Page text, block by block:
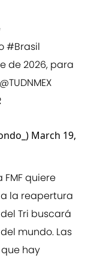
#Brasil
de 2026, para
@TUDNMEX
March 19,
quiere
la reapertura
Tri buscará
mundo. Las
hay